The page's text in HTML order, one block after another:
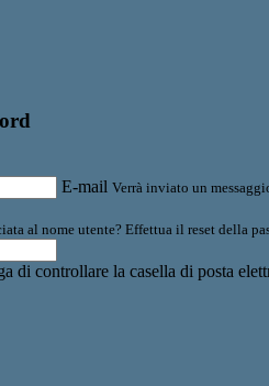
E-mail Verrà inviato un
al nome utente? Effettua il reset della
di controllare la casella di posta